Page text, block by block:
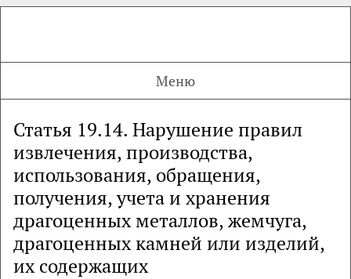
Меню
Статья 19.14. Нарушение правил
извлечения, производства,
использования, обращения,
получения, учета и хранения
драгоценных металлов, жемчуга,
драгоценных камней или изделий,
их содержащих